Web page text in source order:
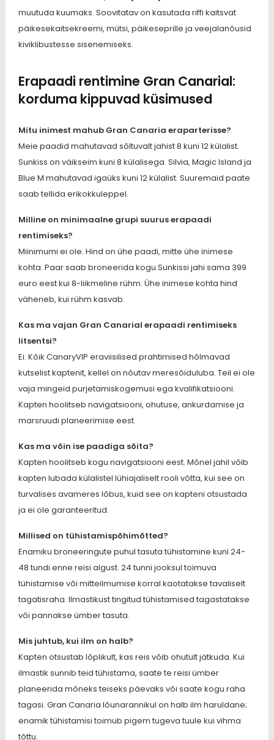
muutuda kuumaks. Soovitatav on kasutada riffi kaitsvat
päikesekaitsekreemi, mütsi, päikeseprille ja veejalanõusid
kiviklibustesse sisenemiseks.
Erapaadi rentimine Gran Canarial:
korduma kippuvad küsimused
Mitu inimest mahub Gran Canaria eraparterisse?
Meie paadid mahutavad sõltuvalt jahist 8 kuni 12 külalist.
Sunkiss on väikseim kuni 8 külalisega. Silvia, Magic Island ja
Blue M mahutavad igaüks kuni 12 külalist. Suuremaid paate
saab tellida erikokkuleppel.
Milline on minimaalne grupi suurus erapaadi
rentimiseks?
Miinimumi ei ole. Hind on ühe paadi, mitte ühe inimese
kohta. Paar saab broneerida kogu Sunkissi jahi sama 399
euro eest kui 8-liikmeline rühm. Ühe inimese kohta hind
väheneb, kui rühm kasvab.
Kas ma vajan Gran Canarial erapaadi rentimiseks
litsentsi?
Ei. Kõik CanaryVIP eraviisilised prahtimised hõlmavad
kutselist kaptenit, kellel on nõutav meresõiduluba. Teil ei ole
vaja mingeid purjetamiskogemusi ega kvalifikatsiooni.
Kapten hoolitseb navigatsiooni, ohutuse, ankurdamise ja
marsruudi planeerimise eest.
Kas ma võin ise paadiga sõita?
Kapten hoolitseb kogu navigatsiooni eest. Mõnel jahil võib
kapten lubada külalistel lühiajaliselt rooli võtta, kui see on
turvalises avameres lõbus, kuid see on kapteni otsustada
ja ei ole garanteeritud.
Millised on tühistamispõhimõtted?
Enamiku broneeringute puhul tasuta tühistamine kuni 24-
48 tundi enne reisi algust. 24 tunni jooksul toimuva
tühistamise või mitteilmumise korral kaotatakse tavaliselt
tagatisraha. Ilmastikust tingitud tühistamised tagastatakse
või pannakse ümber tasuta.
Mis juhtub, kui ilm on halb?
Kapten otsustab lõplikult, kas reis võib ohutult jätkuda. Kui
ilmastik sunnib teid tühistama, saate te reisi ümber
planeerida mõneks teiseks päevaks või saate kogu raha
tagasi. Gran Canaria lõunarannikul on halb ilm haruldane;
enamik tühistamisi toimub pigem tugeva tuule kui vihma
tõttu.